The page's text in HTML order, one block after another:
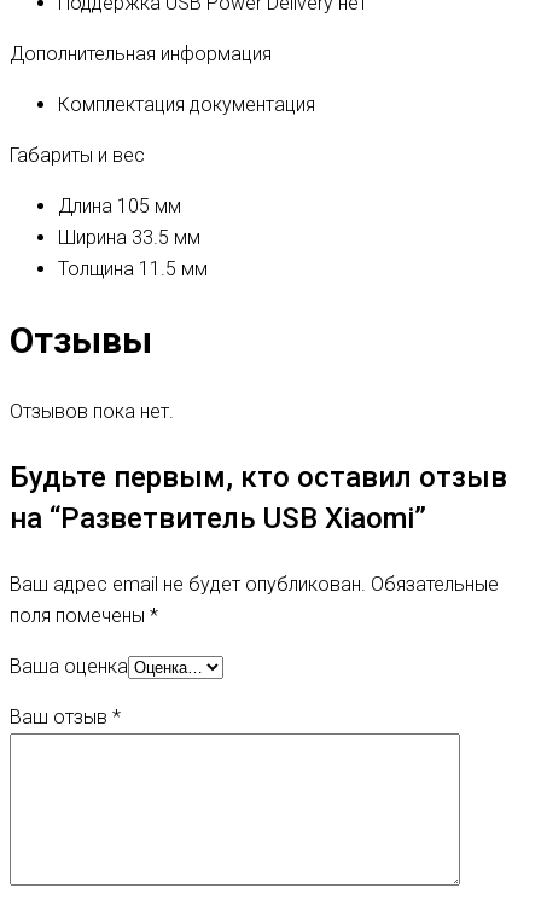
Дополнительная информация
Комплектация документация
Габариты и вес
Длина 105 мм
Ширина 33.5 мм
Толщина 11.5 мм
Отзывы
Отзывов пока нет.
Будьте первым, кто оставил отзыв
на “Pазветвитель USB Xiaomi”
Ваш адрес email не будет опубликован. Обязательные
поля помечены *
Ваша оценка
Ваш отзыв *